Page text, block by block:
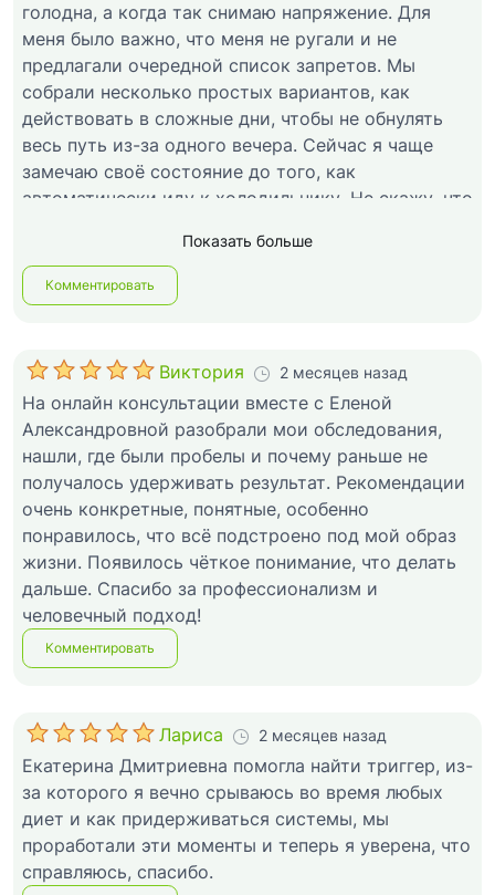
голодна, а когда так снимаю напряжение. Для
меня было важно, что меня не ругали и не
предлагали очередной список запретов. Мы
собрали несколько простых вариантов, как
действовать в сложные дни, чтобы не обнулять
весь путь из-за одного вечера. Сейчас я чаще
замечаю своё состояние до того, как
автоматически иду к холодильнику. Не скажу, что
понятнее, что со мной происходит и как
возвращаться к нормальному режиму.
Показать больше
Комментировать
Виктория 2 месяцев назад
На онлайн консультации вместе с Еленой
Александровной разобрали мои обследования,
нашли, где были пробелы и почему раньше не
получалось удерживать результат. Рекомендации
очень конкретные, понятные, особенно
понравилось, что всё подстроено под мой образ
жизни. Появилось чёткое понимание, что делать
дальше. Спасибо за профессионализм и
человечный подход!
Комментировать
Лариса 2 месяцев назад
Екатерина Дмитриевна помогла найти триггер, из-
за которого я вечно срываюсь во время любых
диет и как придерживаться системы, мы
проработали эти моменты и теперь я уверена, что
справляюсь, спасибо.